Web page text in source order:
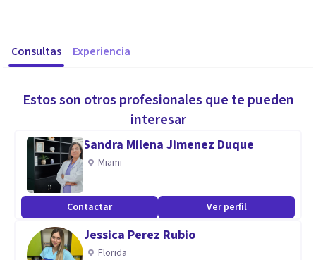
Consultas Experiencia
Estos son otros profesionales que te pueden
interesar
Sandra Milena Jimenez Duque
Miami
Contactar Ver perfil
Jessica Perez Rubio
Florida